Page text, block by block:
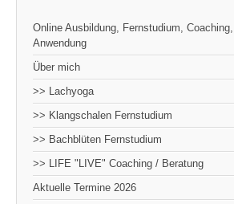
Online Ausbildung, Fernstudium, Coaching,
Anwendung
Über mich
>> Lachyoga
>> Klangschalen Fernstudium
>> Bachblüten Fernstudium
>> LIFE "LIVE" Coaching / Beratung
Aktuelle Termine 2026